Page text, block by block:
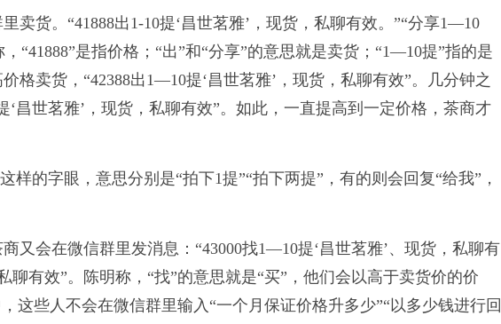
卖货。“41888出1-10提‘昌世茗雅’，现货，私聊有效。”“分享1—10
“41888”是指价格；“出”和“分享”的意思就是卖货；“1—10提”指的是
格卖货，“42388出1—10提‘昌世茗雅’，现货，私聊有效”。几分钟之
昌世茗雅’，现货，私聊有效”。如此，一直提高到一定价格，茶商才
样的字眼，意思分别是“拍下1提”“拍下两提”，有的则会回复“给我”，
又会在微信群里发消息：“43000找1—10提‘昌世茗雅’、现货，私聊有
聊有效”。陈明称，“找”的意思就是“买”，他们会以高于卖货价的价
这些人不会在微信群里输入“一个月保证价格升多少”“以多少钱进行回